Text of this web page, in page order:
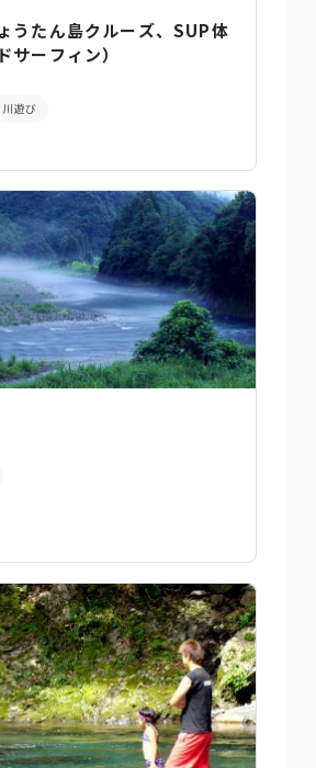
うたん島クルーズ、SUP体
サーフィン）
川遊び